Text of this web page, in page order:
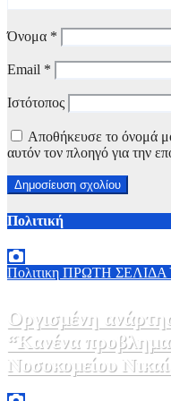
Όνομα *
Email *
Ιστότοπος
Αποθήκευσε το όνομά
αυτόν τον πλοηγό για την
Πολιτική
Πολιτικη ΠΡΩΤΗ ΣΕΛΙΔΑ
Οργισμένη
“Κανένα
Νοσοκομείου